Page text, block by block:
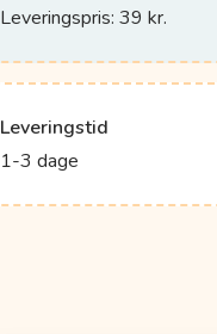
Leveringspris: 39 kr.
Leveringstid
1-3 dage